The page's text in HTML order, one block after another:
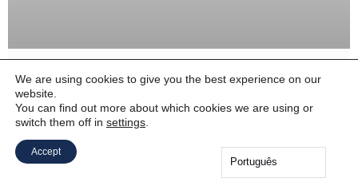
10 erros mais comuns em gerenciamento
de projetos de TI
A demanda por projetos em TI aumenta cada vez mais,
principalmente graças à hiperconectividade dos dias atuais.
We are using cookies to give you the best experience on our
website.
You can find out more about which cookies we are using or
switch them off in settings
Accept
Português